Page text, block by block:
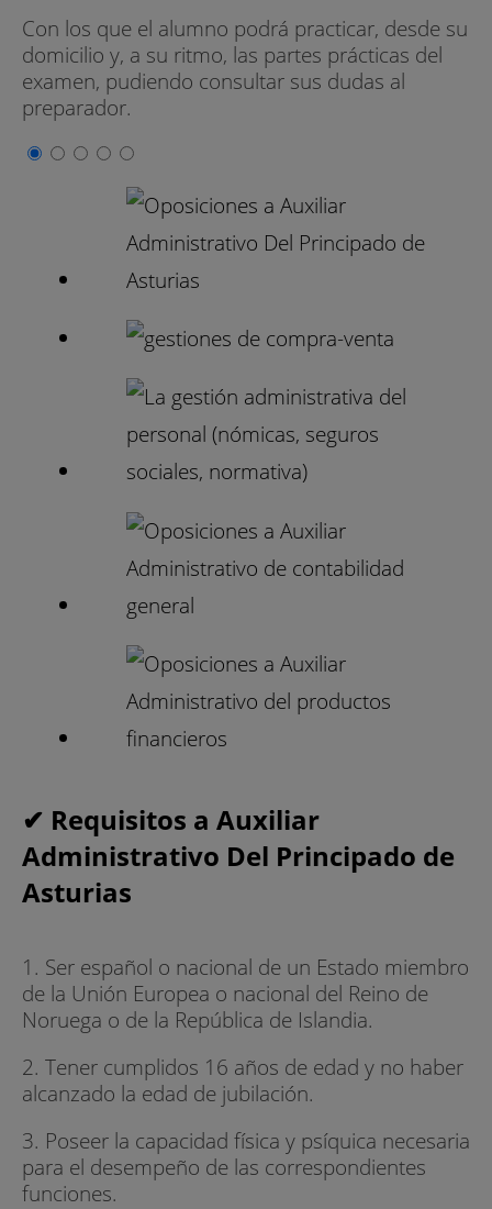
Con los que el alumno podrá practicar, desde su
domicilio y, a su ritmo, las partes prácticas del
examen, pudiendo consultar sus dudas al
preparador.
✔ Requisitos a Auxiliar
Administrativo Del Principado de
Asturias
1. Ser español o nacional de un Estado miembro
de la Unión Europea o nacional del Reino de
Noruega o de la República de Islandia.
2. Tener cumplidos 16 años de edad y no haber
alcanzado la edad de jubilación.
3. Poseer la capacidad física y psíquica necesaria
para el desempeño de las correspondientes
funciones.